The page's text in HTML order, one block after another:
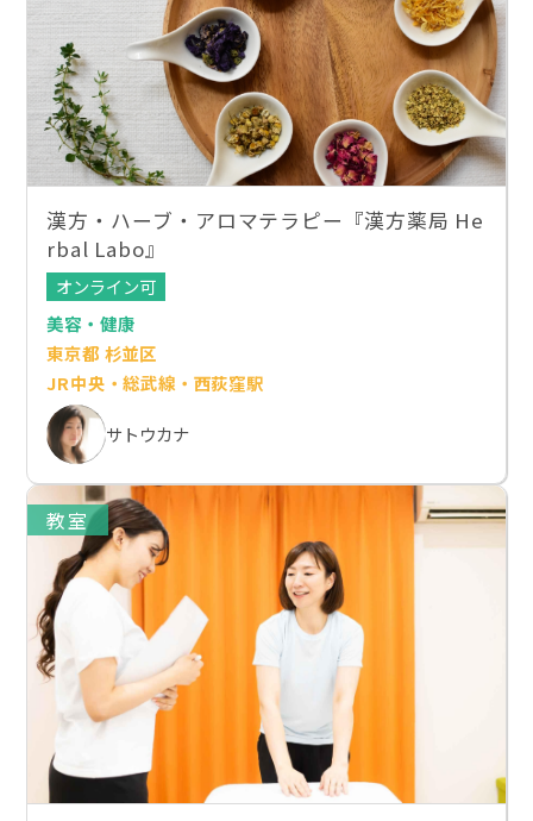
漢方・ハーブ・アロマテラピー『漢方薬局 He
rbal Labo』
オンライン可
美容・健康
東京都 杉並区
JR中央・総武線・西荻窪駅
サトウカナ
教室